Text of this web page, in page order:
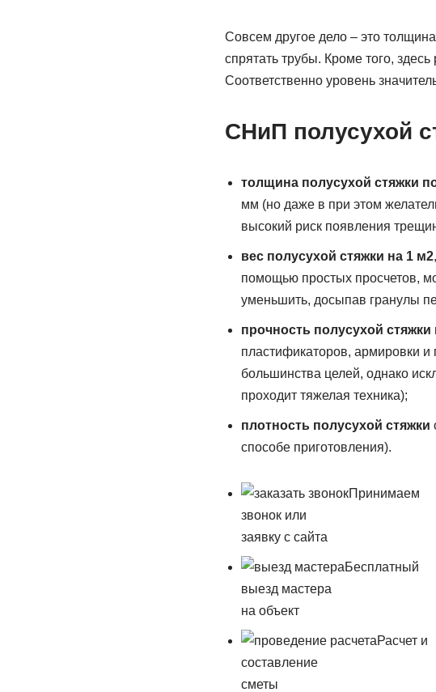
Совсем другое дело – это
спрятать трубы. Кроме того,
Соответственно уровень
СНиП полусухой
толщина полусухой стяжки
мм (но даже в при этом
высокий риск появления
вес полусухой стяжки на 1 м2
помощью простых просчетов,
уменьшить, досыпав гранулы
прочность полусухой стяжки
пластификаторов, армировки и
большинства целей, однако
проходит тяжелая техника);
плотность полусухой стяжки
способе приготовления).
Принимаем
звонок или
заявку с сайта
Бесплатный
выезд мастера
на объект
Расчет и
составление
сметы